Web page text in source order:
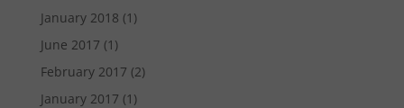
January 2018 (1)
June 2017 (1)
February 2017 (2)
January 2017 (1)